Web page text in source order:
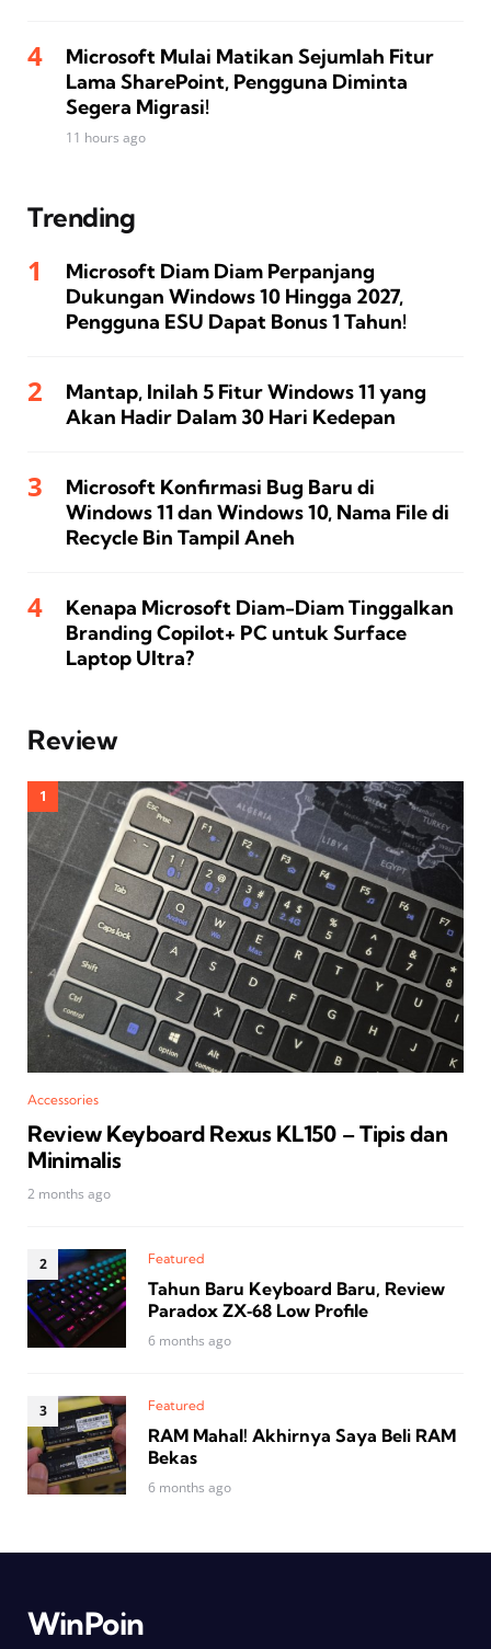
Microsoft Mulai Matikan Sejumlah Fitur
Lama SharePoint, Pengguna Diminta
Segera Migrasi!
11 hours ago
Trending
Microsoft Diam Diam Perpanjang
Dukungan Windows 10 Hingga 2027,
Pengguna ESU Dapat Bonus 1 Tahun!
Mantap, Inilah 5 Fitur Windows 11 yang
Akan Hadir Dalam 30 Hari Kedepan
Microsoft Konfirmasi Bug Baru di
Windows 11 dan Windows 10, Nama File di
Recycle Bin Tampil Aneh
Kenapa Microsoft Diam-Diam Tinggalkan
Branding Copilot+ PC untuk Surface
Laptop Ultra?
Review
Accessories
Review Keyboard Rexus KL150 – Tipis dan
Minimalis
2 months ago
Featured
Tahun Baru Keyboard Baru, Review
Paradox ZX‑68 Low Profile
6 months ago
Featured
RAM Mahal! Akhirnya Saya Beli RAM
Bekas
6 months ago
WinPoin